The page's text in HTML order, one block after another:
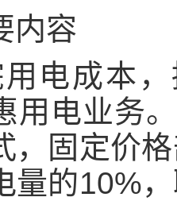
内容
电成本
用电业务
，固定价
量的10%